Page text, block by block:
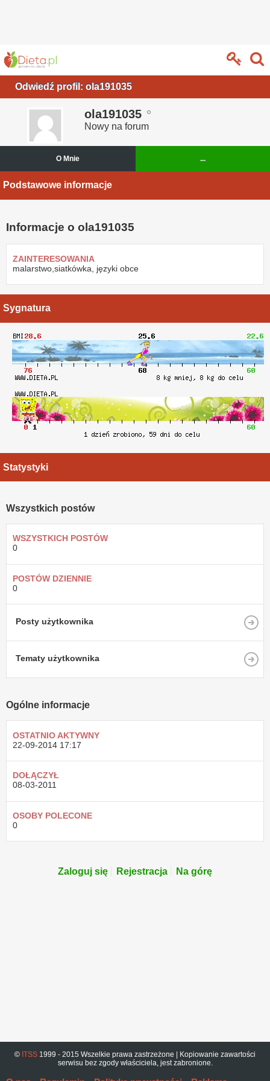
Odwiedź profil: ola191035
ola191035
Nowy na forum
O Mnie ...
Podstawowe informacje
Informacje o ola191035
ZAINTERESOWANIA
malarstwo,siatkówka, języki obce
Sygnatura
Statystyki
Wszystkich postów
WSZYSTKICH POSTÓW
0
POSTÓW DZIENNIE
0
Posty użytkownika
Tematy użytkownika
Ogólne informacje
OSTATNIO AKTYWNY
22-09-2014 17:17
DOŁĄCZYŁ
08-03-2011
OSOBY POLECONE
0
Zaloguj się Rejestracja Na górę
© ITSS 1999 - 2015 Wszelkie prawa zastrzeżone | Kopiowanie zawartości
serwisu bez zgody właściciela, jest zabronione.